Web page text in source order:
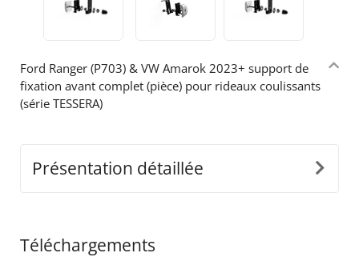
Ford Ranger (P703) & VW Amarok 2023+ support de
fixation avant complet (pièce) pour rideaux coulissants
(série TESSERA)
Présentation détaillée
Téléchargements